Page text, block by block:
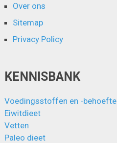
Over ons
Sitemap
Privacy Policy
KENNISBANK
Voedingsstoffen en -behoefte
Eiwitdieet
Vetten
Paleo dieet